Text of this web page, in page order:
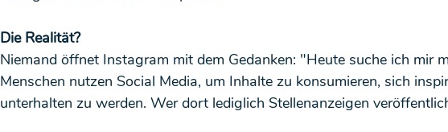
Die Realität?
Niemand öffnet Instagram mit dem Gedanken: "Heute suche ich mir
Menschen nutzen Social Media, um Inhalte zu konsumieren, sich
unterhalten zu werden. Wer dort lediglich Stellenanzeigen